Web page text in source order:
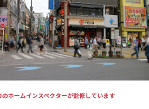
のホームインスペクターが監修しています